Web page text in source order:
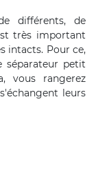
différents, de
très important
intacts. Pour ce,
séparateur petit
vous rangerez
leurs